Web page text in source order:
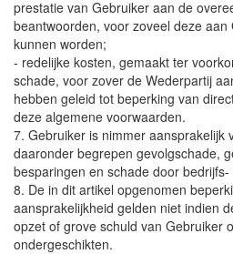
prestatie van Gebruiker aan de
beantwoorden, voor zoveel deze
kunnen worden;
- redelijke kosten, gemaakt ter
schade, voor zover de Wederpartij
hebben geleid tot beperking van
deze algemene voorwaarden.
7. Gebruiker is nimmer aansprakelijk
daaronder begrepen gevolgschade,
besparingen en schade door
8. De in dit artikel opgenomen
aansprakelijkheid gelden niet indien
opzet of grove schuld van Gebruiker
ondergeschikten.